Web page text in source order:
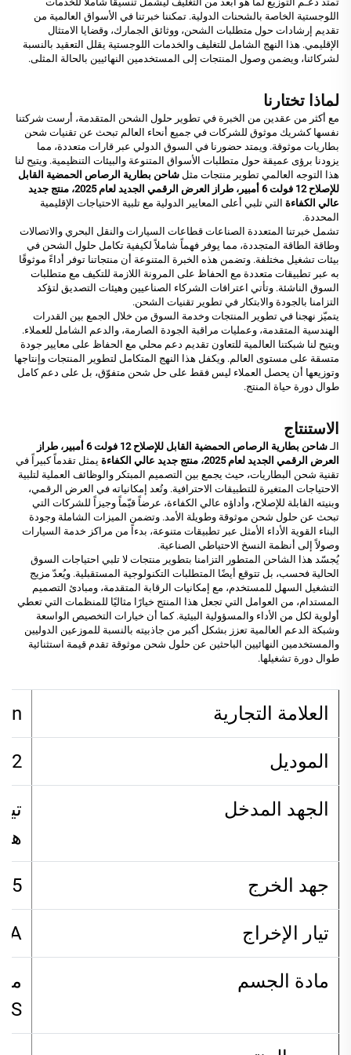
اللوجستية الخاصة بالشحنات الدولية. تمكننا خبرتنا في الأسواق العالمية من
تقديم إرشادات حول متطلبات الشحن، ووثائق الجمارك، وقضايا الامتثال
الإقليمي. هذا النهج الشامل للتغليف والخدمات اللوجستية يقلل التعقيد بالنسبة
لشركائنا، ويضمن وصول المنتجات إلى المستخدمين النهائيين بالحالة المثلى.
لماذا تختارنا
مع أكثر من عقدين من الخبرة في تطوير حلول الشحن المتقدمة، أرست شركتنا
نفسها كشريك موثوق للشركات في جميع أنحاء العالم تبحث عن تقنيات شحن
بطاريات موثوقة. ويمتد حضورنا في السوق الدولي عبر قارات متعددة، مما
يزودنا برؤى عميقة حول متطلبات الأسواق المتنوعة والبيئات التنظيمية. ويتيح لنا
هذا التوجه العالمي تطوير منتجات مثل شاحن بطارية الرصاص الحمضية القابل
للإصلاح 12 فولت 6 أمبير، طراز العرض الرقمي الجديد لعام 2025، منتج جديد
عالي الكفاءة التي تلبي أعلى المعايير الدولية مع تلبية الاحتياجات الإقليمية
المحددة.
تشمل خبرتنا المتعددة الصناعات قطاعات السيارات والنقل البحري والاتصالات
وطاقة الطاقة المتجددة، مما يوفر فهماً شاملاً لكيفية تكامل حلول الشحن في
بيئات تشغيل مختلفة. وتضمن هذه الخبرة المتنوعة أن منتجاتنا توفر أداءً موثوقًا
به عبر تطبيقات متعددة مع الحفاظ على المرونة اللازمة للتكيف مع متطلبات
السوق الناشئة. وتأتي اعترافات الشركاء الصناعيين وهيئات التصديق لتؤكد
التزامنا بالجودة والابتكار في تطوير تقنيات الشحن.
يتميّز نهجنا في تطوير المنتجات وخدمة السوق من خلال الجمع بين القدرات
الهندسية المتقدمة، وعمليات مراقبة الجودة الصارمة، والدعم الشامل للعملاء.
ويتيح لنا شبكتنا العالمية للتعاون تقديم دعم محلي مع الحفاظ على معايير جودة
متسقة على مستوى العالم. ويكفل هذا النهج المتكامل لتطوير المنتجات وإنتاجها
وتوزيعها أن يحصل العملاء ليس فقط على حل شحن متفوّق، بل على دعم كامل
طوال دورة حياة المنتج.
الاستنتاج
الـ
شاحن بطارية الرصاص الحمضية القابل للإصلاح 12 فولت 6 أمبير، طراز
العرض الرقمي الجديد لعام 2025، منتج جديد عالي الكفاءة
يمثل تقدماً كبيراً في
تقنية شحن البطاريات، حيث يجمع بين التصميم المبتكر والوظائف العملية لتلبية
الاحتياجات المتغيرة للتطبيقات الاحترافية. وتُعد إمكانياته في العرض الرقمي،
وبنيته القابلة للإصلاح، وأداؤه عالي الكفاءة، عرضاً قيّماً وجيزاً للشركات التي
تبحث عن حلول شحن موثوقة وطويلة الأمد. وتضمن الميزات الشاملة وجودة
البناء القوية الأداء الأمثل عبر تطبيقات متنوعة، بدءاً من مراكز خدمة السيارات
وصولاً إلى أنظمة النسخ الاحتياطي الصناعية.
يُجسّد هذا الشاحن المتطور التزامنا بتطوير منتجات لا تلبي احتياجات السوق
الحالية فحسب، بل تتوقع أيضًا المتطلبات التكنولوجية المستقبلية. ويُعدّ مزيج
التشغيل السهل للمستخدم، مع إمكانيات الرقابة المتقدمة، ومبادئ التصميم
المستدام، من العوامل التي تجعل هذا المنتج خيارًا مثاليًا للمنظمات التي تعطي
أولوية لكل من الأداء والمسؤولية البيئية. كما أن خيارات التخصيص الواسعة
وشبكة الدعم العالمية تعزز بشكل أكبر من جاذبيته بالنسبة للموزعين الدوليين
والمستخدمين النهائيين الباحثين عن حلول شحن موثوقة تقدم قيمة استثنائية
طوال دورة تشغيلها.
العلامة التجارية
الموديل 12فولت6أمبير
الجهد المدخل
جهد الخرج 12-
تيار الإخراج 6A
مادة الجسم